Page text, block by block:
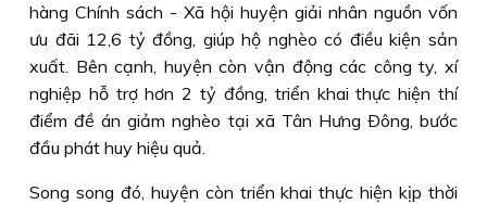
hàng Chính sách - Xã hội huyện giải nhân nguồn vốn
ưu đãi 12,6 tỷ đồng, giúp hộ nghèo có điều kiện sản
xuất. Bên cạnh, huyện còn vận động các công ty, xí
nghiệp hỗ trợ hơn 2 tỷ đồng, triển khai thực hiện thí
điểm đề án giảm nghèo tại xã Tân Hưng Ðông, bước
đầu phát huy hiệu quả.
Song song đó, huyện còn triển khai thực hiện kịp thời